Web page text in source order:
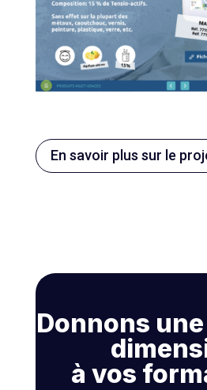
En savoir plus sur le
Donnons
à vos